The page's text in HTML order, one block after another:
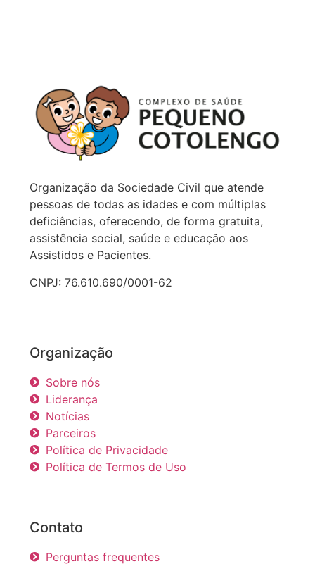
Organização da Sociedade Civil que atende
pessoas de todas as idades e com múltiplas
deficiências, oferecendo, de forma gratuita,
assistência social, saúde e educação aos
Assistidos e Pacientes.
CNPJ: 76.610.690/0001-62
Organização
Sobre nós
Liderança
Notícias
Parceiros
Política de Privacidade
Política de Termos de Uso
Contato
Perguntas frequentes